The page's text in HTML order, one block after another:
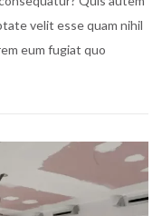
velit esse quam nihil
eum fugiat quo